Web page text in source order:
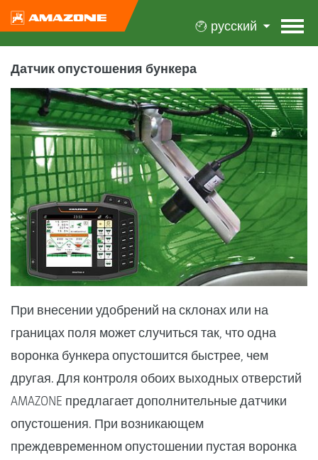
русский
Датчик опустошения бункера
При внесении удобрений на склонах или на
границах поля может случиться так, что одна
воронка бункера опустошится быстрее, чем
другая. Для контроля обоих выходных отверстий
AMAZONE предлагает дополнительные датчики
опустошения. При возникающем
преждевременном опустошении пустая воронка